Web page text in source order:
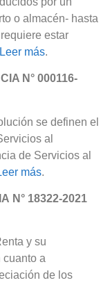
o almacén- hasta
estar
Leer más.
N° 000116-
se definen el
al
de Servicios al
más.
N° 18322-2021
y su
cuanto a
de los